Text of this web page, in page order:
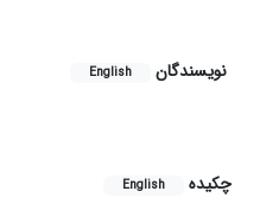
نویسندگان English
چکیده
English